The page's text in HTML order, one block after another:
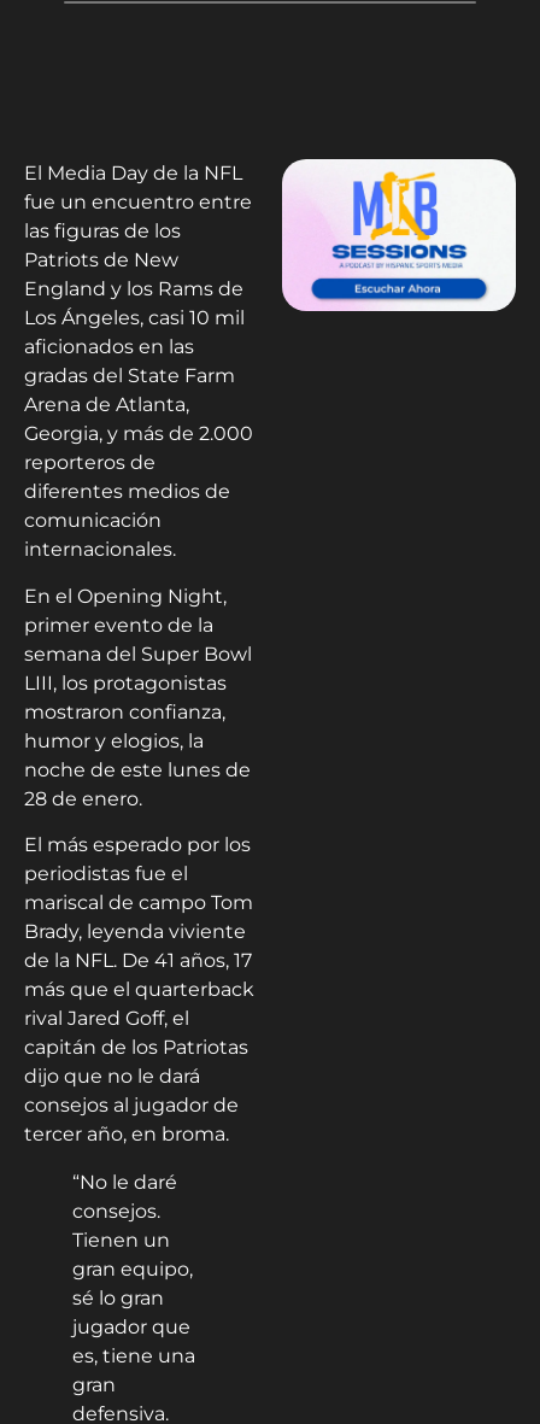
El Media Day de la NFL
fue un encuentro entre
las figuras de los
Patriots de New
England y los Rams de
Los Ángeles, casi 10 mil
aficionados en las
gradas del State Farm
Arena de Atlanta,
Georgia, y más de 2.000
reporteros de
diferentes medios de
comunicación
internacionales.
En el Opening Night,
primer evento de la
semana del Super Bowl
LIII, los protagonistas
mostraron confianza,
humor y elogios, la
noche de este lunes de
28 de enero.
El más esperado por los
periodistas fue el
mariscal de campo Tom
Brady, leyenda viviente
de la NFL. De 41 años, 17
más que el quarterback
rival Jared Goff, el
capitán de los Patriotas
dijo que no le dará
consejos al jugador de
tercer año, en broma.
“No le daré
consejos.
Tienen un
gran equipo,
sé lo gran
jugador que
es, tiene una
gran
defensiva.